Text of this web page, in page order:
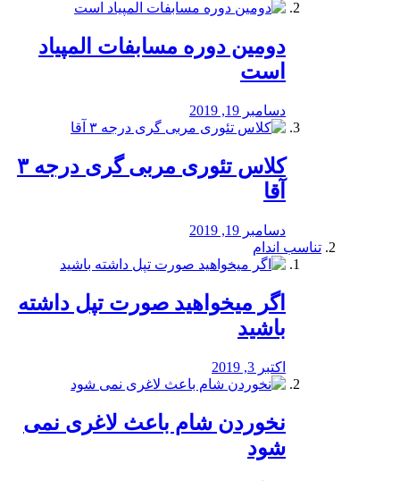
دومین دوره مسابفات المپیاد
است
دسامبر 19, 2019
کلاس تئوری مربی گری درجه ۳
آقا
دسامبر 19, 2019
تناسب اندام
اگر میخواهید صورت تپل داشته
باشید
اکتبر 3, 2019
نخوردن شام باعث لاغری نمی
‌شود